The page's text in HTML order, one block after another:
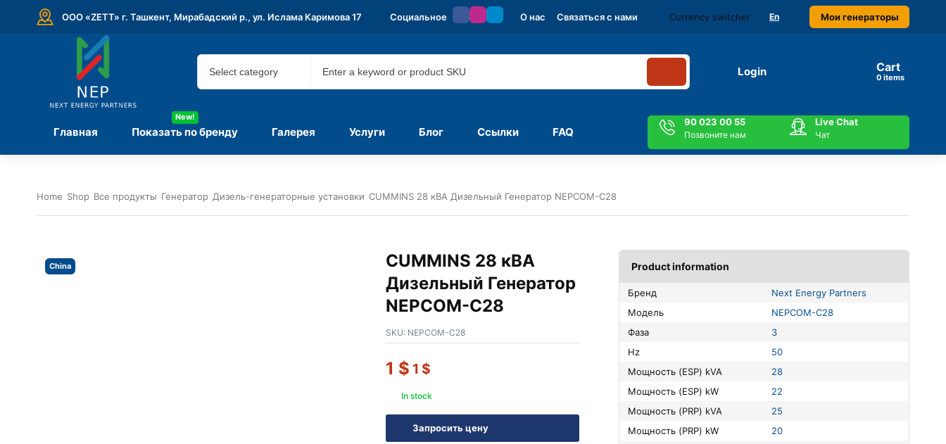
ООО «ZETT» г. Ташкент, Мирабадский р., ул. Ислама Каримова 17 Социальное О нас Связаться с нами Currency switcher En Мои генераторы
Login Cart
items
Главная Показать по бренду
New!
Галерея Услуги Блог Ссылки FAQ
90 023 00 55
Позвоните нам
Live Chat
Чат
Home Shop Все продукты Генератор Дизель-генераторные установки CUMMINS 28 кВА Дизельный Генератор NEPCOM-C28
China
CUMMINS 28 кВА
Дизельный Генератор
NEPCOM-C28
SKU: NEPCOM-C28
1 $ 1 $
In stock
Запросить цену
Product information
Бренд
Next Energy Partners
Модель
NEPCOM-C28
Фаза
3
Hz
50
Мощность (ESP) kVA
28
Мощность (ESP) kW
22
Мощность (PRP) kVA
25
Мощность (PRP) kW
20